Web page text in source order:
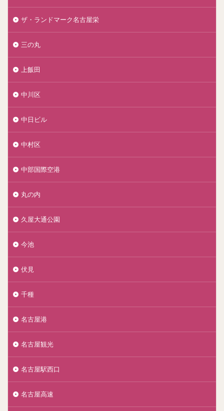
ザ・ランドマーク名古屋栄
三の丸
上飯田
中川区
中日ビル
中村区
中部国際空港
丸の内
久屋大通公園
今池
伏見
千種
名古屋港
名古屋観光
名古屋駅西口
名古屋高速